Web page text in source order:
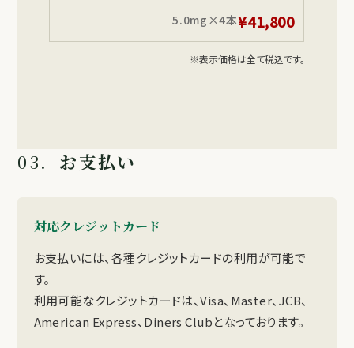
5.0mg×4本¥41,800
※表示価格は全て税込です。
03. お支払い
対応クレジットカード
お支払いには、各種クレジットカードの利用が可能で
す。
利用可能なクレジットカードは、Visa、Master、JCB、
American Express、Diners Clubとなっております。